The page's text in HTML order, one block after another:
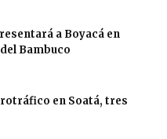
a Boyacá en
Bambuco
en Soatá, tres